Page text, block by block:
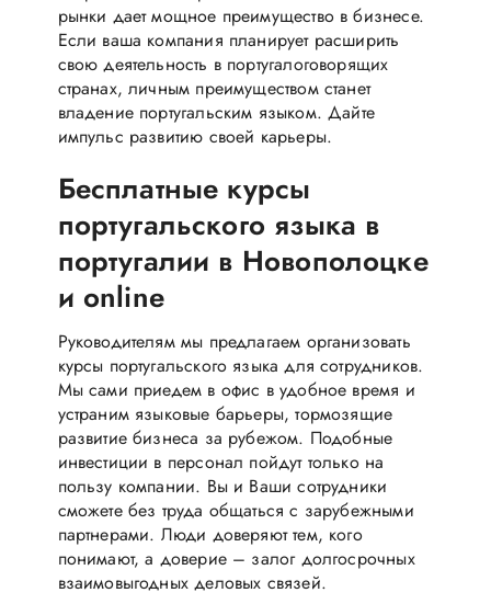
рынки дает мощное преимущество в бизнесе.
Если ваша компания планирует расширить
свою деятельность в португалоговорящих
странах, личным преимуществом станет
владение португальским языком. Дайте
импульс развитию своей карьеры.
Бесплатные курсы
португальского языка в
португалии в Новополоцке
и online
Руководителям мы предлагаем организовать
курсы португальского языка для сотрудников.
Мы сами приедем в офис в удобное время и
устраним языковые барьеры, тормозящие
развитие бизнеса за рубежом. Подобные
инвестиции в персонал пойдут только на
пользу компании. Вы и Ваши сотрудники
сможете без труда общаться с зарубежными
партнерами. Люди доверяют тем, кого
понимают, а доверие – залог долгосрочных
взаимовыгодных деловых связей.